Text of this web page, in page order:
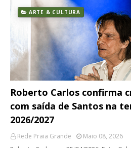
ARTE & CULTURA
Roberto Carlos confirma
com saída de Santos na
2026/2027
Rede Praia Grande
Maio 08, 2026